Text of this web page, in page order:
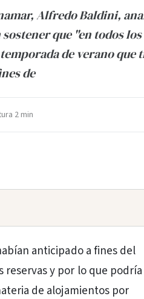
Alfredo Baldini,
que "en todos los
de verano que
de
2 min
anticipado a fines del
reservas y por lo que podría
de alojamientos por